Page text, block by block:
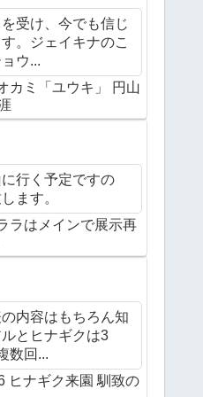
受け、今でも信じ
。ジェイキナのこ
ウ...
カミ「ユウキ」 円山
行く予定ですの
ます。
ラはメインで展示再
内容はもちろん知
とヒナギクは3
数回...
ヒナギク来園 馴致の